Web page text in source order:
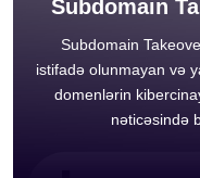
Subdomain
Subdomain
istifadə olunmayan və
domenlərin
nəticəsində